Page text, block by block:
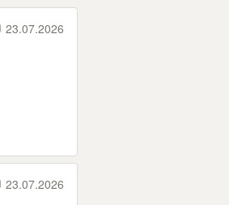
23.07.2026
23.07.2026